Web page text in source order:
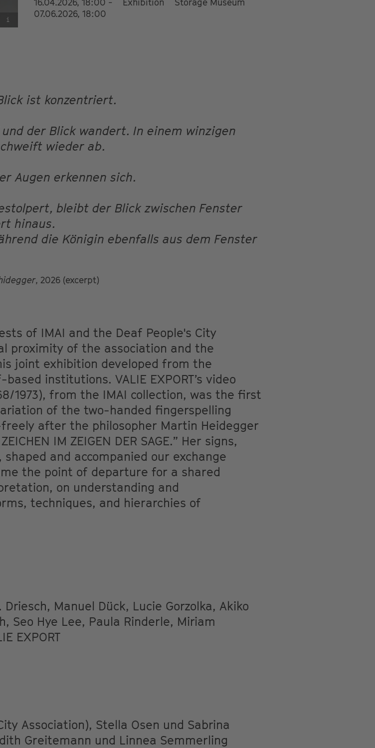
i
16.04.2026, 18:00 -
07.06.2026, 18:00
Exhibition Storage Museum
ist konzentriert.
der Blick wandert. In einem winzigen
wieder ab.
Augen erkennen sich.
bleibt der Blick zwischen Fenster
hinaus.
die Königin ebenfalls aus dem Fenster
, 2026 (excerpt)
of IMAI and the Deaf People's City
proximity of the association and the
joint exhibition developed from the
institutions. VALIE EXPORT’s video
1973), from the IMAI collection, was the first
of the two-handed fingerspelling
after the philosopher Martin Heidegger
IM ZEIGEN DER SAGE.” Her signs,
and accompanied our exchange
the point of departure for a shared
on understanding and
techniques, and hierarchies of
Manuel Dück, Lucie Gorzolka, Akiko
Seo Hye Lee, Paula Rinderle, Miriam
EXPORT
Association), Stella Osen und Sabrina
Greitemann und Linnea Semmerling